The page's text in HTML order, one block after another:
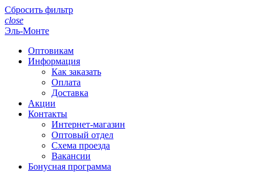
Сбросить фильтр
close
Эль-Монте
Оптовикам
Информация
Как заказать
Оплата
Доставка
Акции
Контакты
Интернет-магазин
Оптовый отдел
Схема проезда
Вакансии
Бонусная программа